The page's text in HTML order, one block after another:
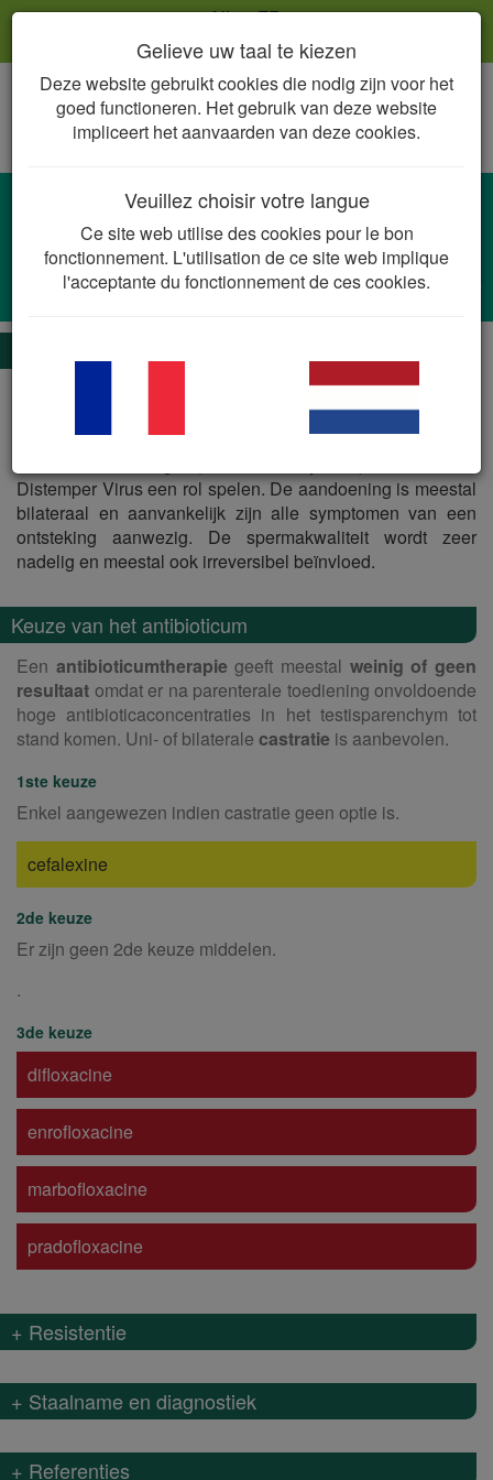
NL FR
Orchitis
Escherichia coli, Proteus vulgaris,
Staphylococcusspp.,Streptococcusspp.,
Brucella canis, Mycoplasma canis
Orchitis is een ontsteking van de testis en/of epididymis en
komt meestal voor bij jonge reuen. Orchitis kan traumatisch
van aard zijn of optreden na infectie. Naast bacteriën
Distemper Virus een rol spelen. De aandoening is meestal
bilateraal en aanvankelijk zijn alle symptomen van een
ontsteking aanwezig. De spermakwaliteit wordt zeer
nadelig en meestal ook irreversibel beïnvloed.
Keuze van het antibioticum
Een antibioticumtherapiegeeft meestal weinig of geen
resultaat omdat er na parenterale toediening onvoldoende
hoge antibioticaconcentraties in het testisparenchym tot
stand komen. Uni- of bilaterale castratie is aanbevolen.
1ste keuze
Enkel aangewezen indien castratie geen optie is.
cefalexine
2de keuze
Er zijn geen 2de keuze middelen.
.
3de keuze
difloxacine
enrofloxacine
marbofloxacine
pradofloxacine
+ Resistentie
+ Staalname en diagnostiek
+ Referenties
Gelieve uw taal te kiezen
Deze website gebruikt cookies die nodig zijn voor het
goed functioneren. Het gebruik van deze website
impliceert het aanvaarden van deze cookies.
Veuillez choisir votre langue
Ce site web utilise des cookies pour le bon
fonctionnement. L'utilisation de ce site web implique
l'acceptante du fonctionnement de ces cookies.